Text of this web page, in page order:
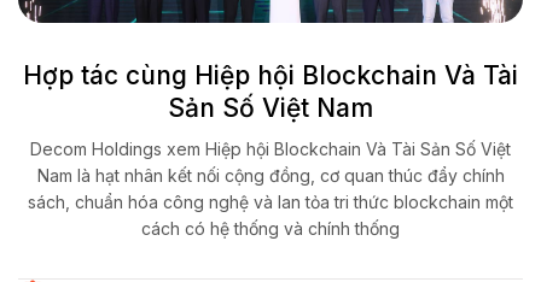
Hợp tác cùng Hiệp hội Blockchain Và Tài
Sản Số Việt Nam
Decom Holdings xem Hiệp hội Blockchain Và Tài Sản Số Việt
Nam là hạt nhân kết nối cộng đồng, cơ quan thúc đẩy chính
sách, chuẩn hóa công nghệ và lan tỏa tri thức blockchain một
cách có hệ thống và chính thống